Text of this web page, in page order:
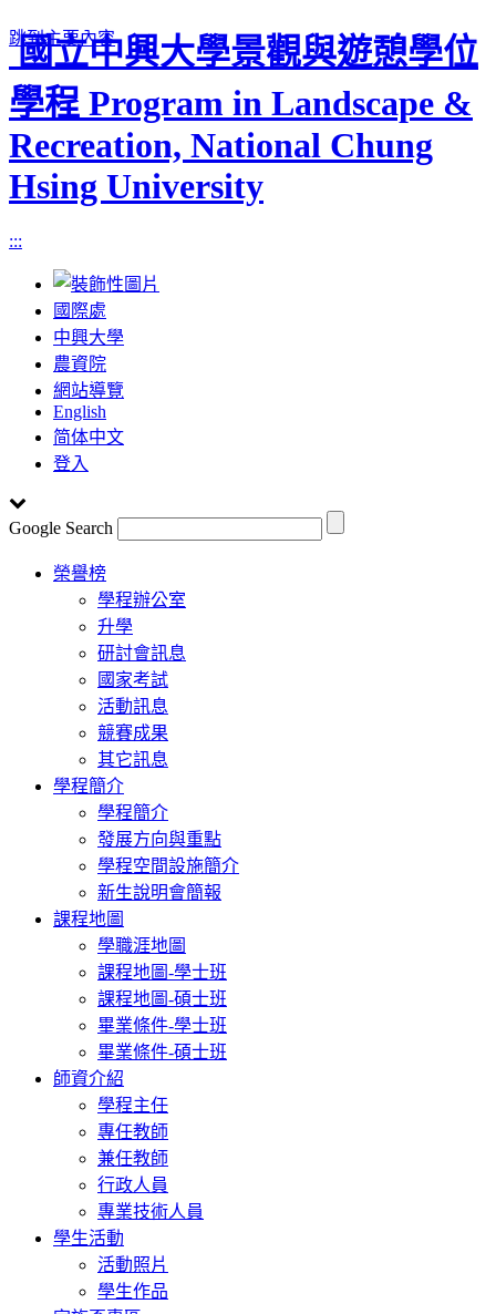
跳到主要內容
國立中興大學景觀與遊憩學位
學程 Program in Landscape &
Recreation, National Chung
Hsing University
:::
國際處
中興大學
農資院
網站導覽
English
简体中文
登入
Google Search
Toggle
navigation
榮譽榜
學程辦公室
升學
研討會訊息
國家考試
活動訊息
競賽成果
其它訊息
學程簡介
學程簡介
發展方向與重點
學程空間設施簡介
新生說明會簡報
課程地圖
學職涯地圖
課程地圖-學士班
課程地圖-碩士班
畢業條件-學士班
畢業條件-碩士班
師資介紹
學程主任
專任教師
兼任教師
行政人員
專業技術人員
學生活動
活動照片
學生作品